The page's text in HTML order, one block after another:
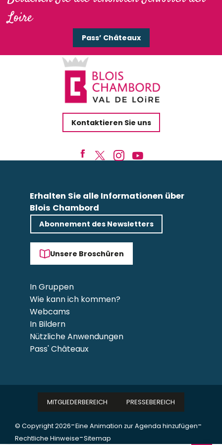
Moments de Loire
Cave des Roches Champignonnière, ville souterraine
Millière Raboton, homme de Loire
Sarah Vous Guide
Show: Klang- und Lichtspiele - Das königliche Schloss
Rando : Entre fleuve et châteaux à Candé-sur-
Loire-émoi balades en bateau traditionnel sur la Loire
Loire
Pass’ Châteaux
Kontaktieren Sie uns
Erhalten Sie alle Informationen über
Blois Chambord
Abonnement des Newsletters
Unsere Broschüren
In Gruppen
Wie kann ich kommen?
Webcams
In Bildern
Nützliche Anwendungen
Pass' Châteaux
© Copyright 2026-Eine Animation zur Agenda hinzufügen-
Rechtliche Hinweise-Sitemap
MITGLIEDERBEREICH PRESSEBEREICH